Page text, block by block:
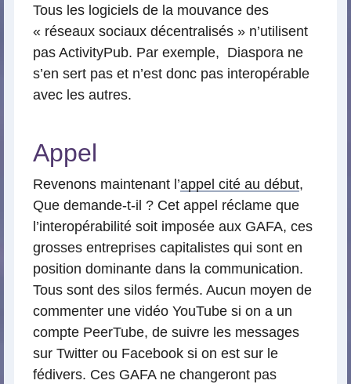
Tous les logiciels de la mouvance des
« réseaux sociaux décentralisés » n’utilisent
pas ActivityPub. Par exemple, Diaspora ne
s’en sert pas et n’est donc pas interopérable
avec les autres.
Appel
Revenons maintenant l’appel cité au début,
Que demande-t-il ? Cet appel réclame que
l’interopérabilité soit imposée aux GAFA, ces
grosses entreprises capitalistes qui sont en
position dominante dans la communication.
Tous sont des silos fermés. Aucun moyen de
commenter une vidéo YouTube si on a un
compte PeerTube, de suivre les messages
sur Twitter ou Facebook si on est sur le
fédivers. Ces GAFA ne changeront pas